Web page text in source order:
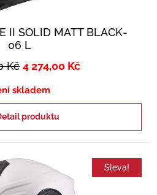
II SOLID MATT BLACK-
06 L
Kč 4 274,00 Kč
skladem
produktu
Sleva!